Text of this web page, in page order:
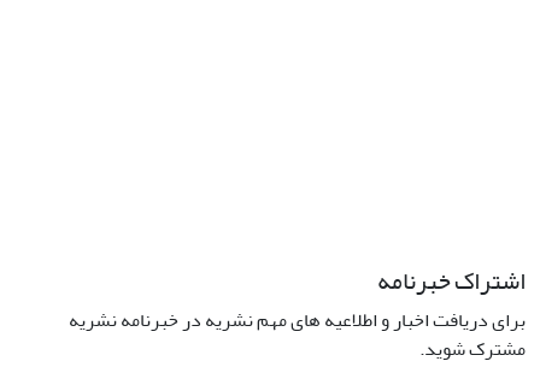
اشتراک خبرنامه
برای دریافت اخبار و اطلاعیه های مهم نشریه در خبرنامه نشریه
مشترک شوید.